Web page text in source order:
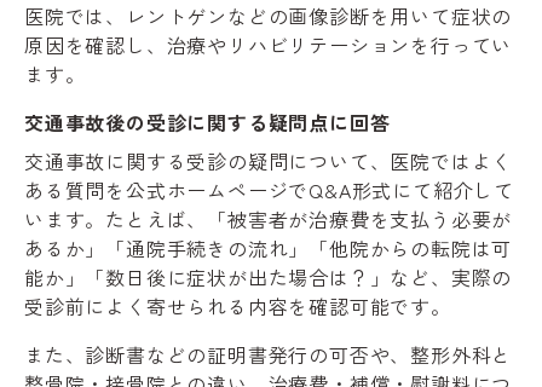
医院では、レントゲンなどの画像診断を用いて症状の
原因を確認し、治療やリハビリテーションを行ってい
ます。
交通事故後の受診に関する疑問点に回答
交通事故に関する受診の疑問について、医院ではよく
ある質問を公式ホームページでQ&A形式にて紹介して
います。たとえば、「被害者が治療費を支払う必要が
あるか」「通院手続きの流れ」「他院からの転院は可
能か」「数日後に症状が出た場合は？」など、実際の
受診前によく寄せられる内容を確認可能です。
また、診断書などの証明書発行の可否や、整形外科と